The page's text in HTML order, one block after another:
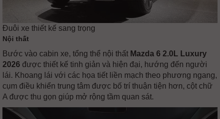
Đuôi xe thiết kế sang trọng
Nội thất
Bước vào cabin xe, tổng thể nội thất Mazda 6 2.0L Luxury
2026 được thiết kế tinh giản và hiện đại, hướng đến người
lái. Khoang lái với các họa tiết liền mạch theo phương ngang,
cụm điều khiển trung tâm được bố trí thuận tiện hơn, cột chữ
A được thu gọn giúp mở rộng tầm quan sát.